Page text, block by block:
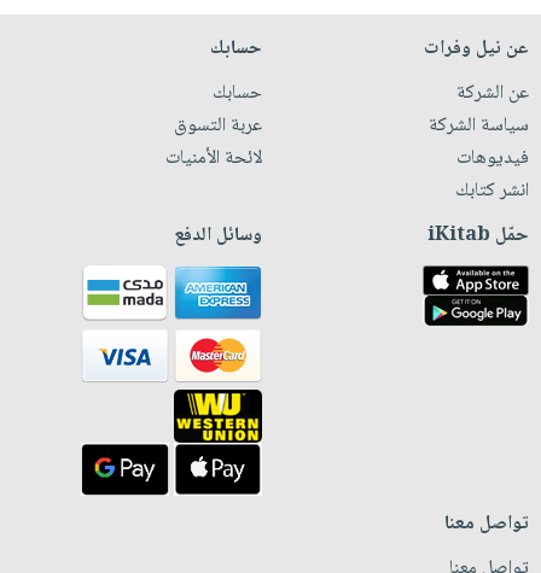
عن نيل وفرات
عن الشركة
سياسة الشركة
فيديوهات
انشر كتابك
حسابك
حسابك
عربة التسوق
لائحة الأمنيات
حمّل iKitab وسائل الدفع
تواصل معنا